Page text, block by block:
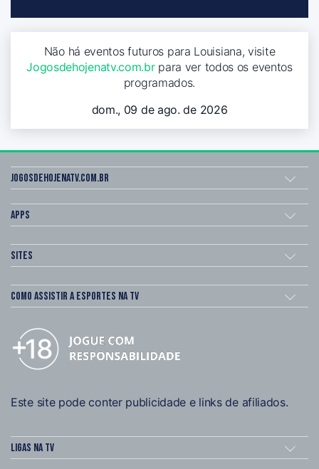
Não há eventos futuros para Louisiana, visite
Jogosdehojenatv.com.brpara ver todos os eventos
programados.
dom., 09 de ago. de 2026
Jogosdehojenatv.com.br
Apps
Sites
Como assistir a esportes na TV
Este site pode conter publicidade e links de afiliados.
Ligas na TV